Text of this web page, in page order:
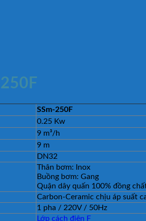
SSm-250F
0.25 Kw
9 m³/h
9 m
DN32
Thân bơm: Inox
Buồng bơm: Gang
Quận dây quấn 100% đồng
Carbon-Ceramic chịu áp suất
1 pha / 220V / 50Hz
Lớp cách điện F